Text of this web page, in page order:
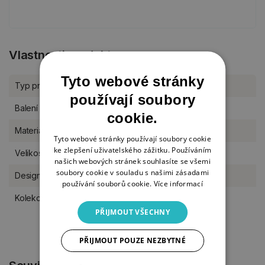
Vlastnosti produktu
Typ produktu Šablony
Balení kus
Materiál
Velikost šablony A5
Designér Studio Light
Kolekce Studio Light
Tyto webové stránky
používají soubory
cookie.
Tyto webové stránky používají soubory cookie
ke zlepšení uživatelského zážitku. Používáním
našich webových stránek souhlasíte se všemi
soubory cookie v souladu s našimi zásadami
používání souborů cookie. Více informací
PŘIJMOUT VŠECHNY
PŘIJMOUT POUZE NEZBYTNÉ